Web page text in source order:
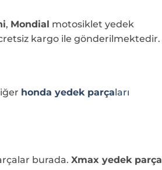
, Mondial motosiklet yedek
kargo ile gönderilmektedir.
honda yedek parçaları
burada. Xmax yedek parça